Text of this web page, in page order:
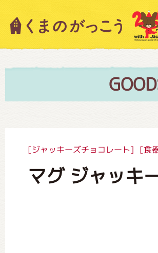
[ジャッキーズチョコレート] [食
マグ ジャッキ
キャラクター紹介
絵本・作家紹介